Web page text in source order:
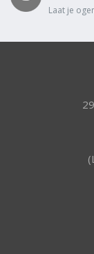
Laat je